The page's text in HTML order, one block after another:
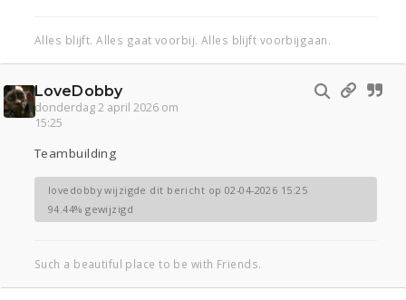
Alles blijft. Alles gaat voorbij. Alles blijft voorbijgaan.
LoveDobby
donderdag 2 april 2026 om
15:25
Teambuilding
lovedobby wijzigde dit bericht op 02-04-2026 15:25
94.44% gewijzigd
Such a beautiful place to be with Friends.